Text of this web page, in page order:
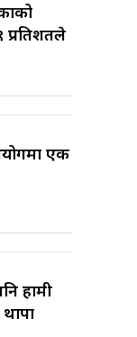
प्रतिशतले
एक
हामी